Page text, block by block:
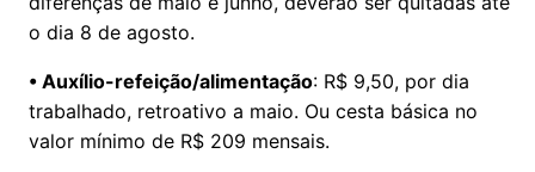
o dia 8 de agosto.
• Auxílio-refeição/alimentação: R$ 9,50, por dia
trabalhado, retroativo a maio. Ou cesta básica no
valor mínimo de R$ 209 mensais.